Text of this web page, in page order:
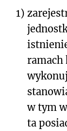
1)
ramach
w tym
ta